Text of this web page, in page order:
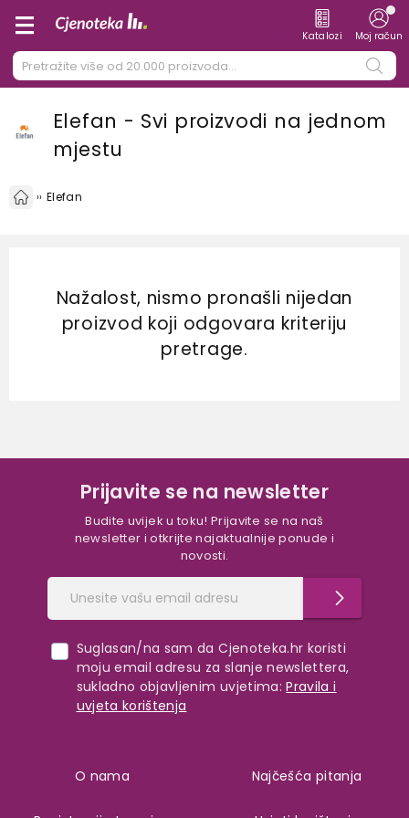
Katalozi Moj račun
Elefan - Svi proizvodi na jednom
mjestu
Elefan
Nažalost, nismo pronašli nijedan
proizvod koji odgovara kriteriju
pretrage.
Prijavite se na newsletter
Budite uvijek u toku! Prijavite se na naš
newsletter i otkrijte najaktualnije ponude i
novosti.
Suglasan/na sam da Cjenoteka.hr koristi
moju email adresu za slanje newslettera,
sukladno objavljenim uvjetima: Pravila i
uvjeta korištenja
O nama Najčešća pitanja